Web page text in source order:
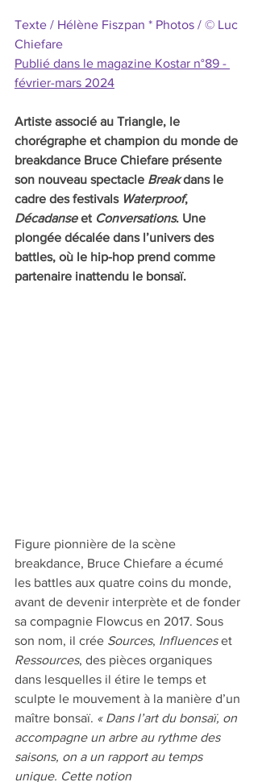
Texte / Hélène Fiszpan * Photos / © Luc
Chiefare
Publié dans le magazine Kostar n°89 -
février-mars 2024
Artiste associé au Triangle, le
chorégraphe et champion du monde de
breakdance Bruce Chiefare présente
son nouveau spectacle Break dans le
cadre des festivals Waterproof,
Décadanse et Conversations. Une
plongée décalée dans l’univers des
battles, où le hip-hop prend comme
partenaire inattendu le bonsaï.
Figure pionnière de la scène
breakdance, Bruce Chiefare a écumé
les battles aux quatre coins du monde,
avant de devenir interprète et de fonder
sa compagnie Flowcus en 2017. Sous
son nom, il crée Sources, Influences et
Ressources, des pièces organiques
dans lesquelles il étire le temps et
sculpte le mouvement à la manière d’un
maître bonsaï. « Dans l’art du bonsaï, on
accompagne un arbre au rythme des
saisons, on a un rapport au temps
unique. Cette notion